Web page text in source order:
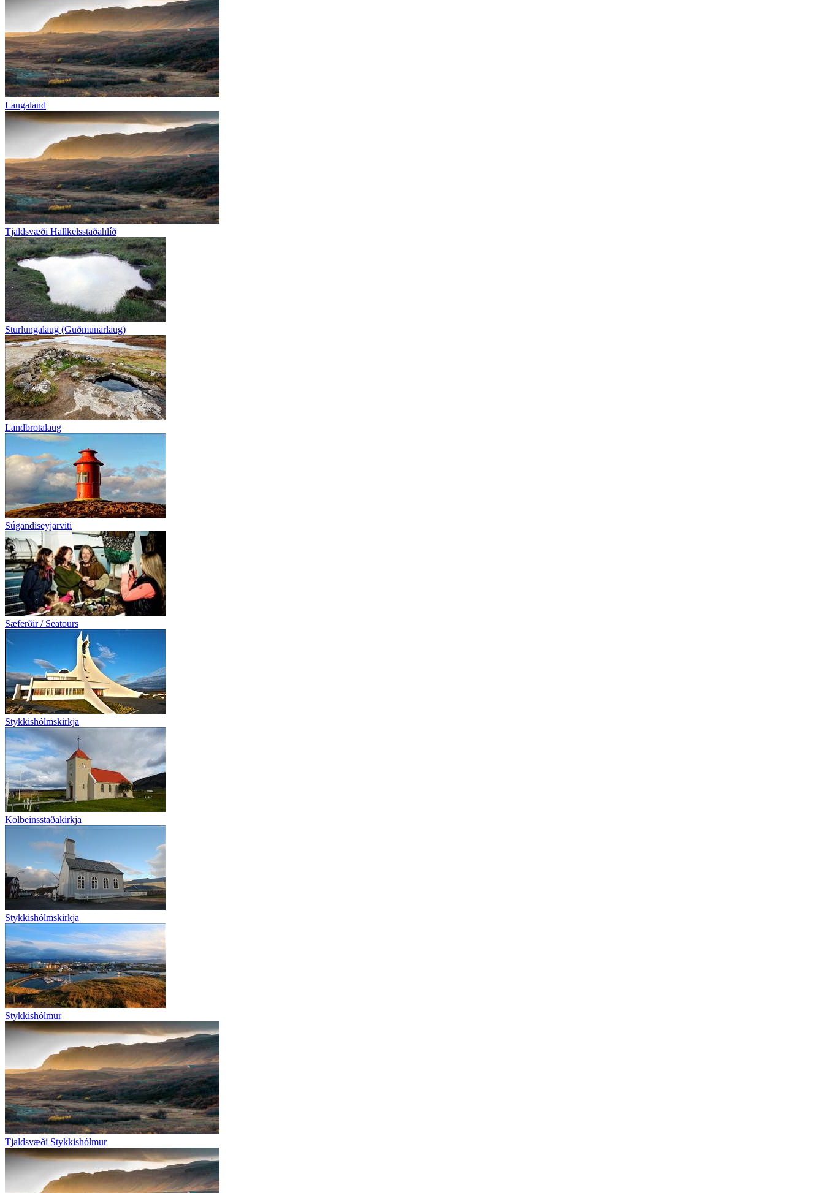
Laugaland
Tjaldsvæði Hallkelsstaðahlíð
Sturlungalaug (Guðmunarlaug)
Landbrotalaug
Súgandiseyjarviti
Sæferðir / Seatours
Stykkishólmskirkja
Kolbeinsstaðakirkja
Stykkishólmskirkja
Stykkishólmur
Tjaldsvæði Stykkishólmur